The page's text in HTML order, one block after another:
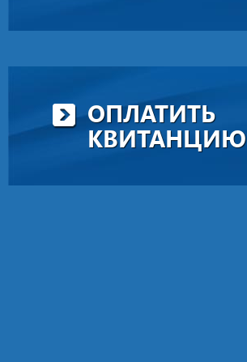
ОПЛАТИТЬ
КВИТАНЦИЮ